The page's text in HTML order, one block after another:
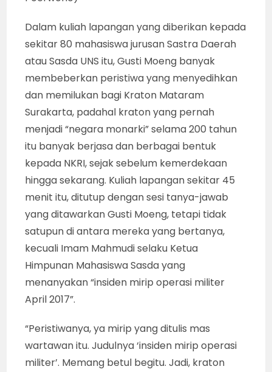
Dalam kuliah lapangan yang diberikan kepada
sekitar 80 mahasiswa jurusan Sastra Daerah
atau Sasda UNS itu, Gusti Moeng banyak
membeberkan peristiwa yang menyedihkan
dan memilukan bagi Kraton Mataram
Surakarta, padahal kraton yang pernah
menjadi “negara monarki” selama 200 tahun
itu banyak berjasa dan berbagai bentuk
kepada NKRI, sejak sebelum kemerdekaan
hingga sekarang. Kuliah lapangan sekitar 45
menit itu, ditutup dengan sesi tanya-jawab
yang ditawarkan Gusti Moeng, tetapi tidak
satupun di antara mereka yang bertanya,
kecuali Imam Mahmudi selaku Ketua
Himpunan Mahasiswa Sasda yang
menanyakan “insiden mirip operasi militer
April 2017”.
“Peristiwanya, ya mirip yang ditulis mas
wartawan itu. Judulnya ‘insiden mirip operasi
militer’. Memang betul begitu. Jadi, kraton